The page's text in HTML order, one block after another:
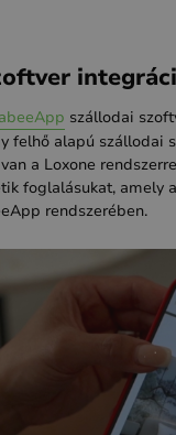
szállodai
felhő alapú szállodai
a Loxone
foglalásukat, amely
rendszerében.